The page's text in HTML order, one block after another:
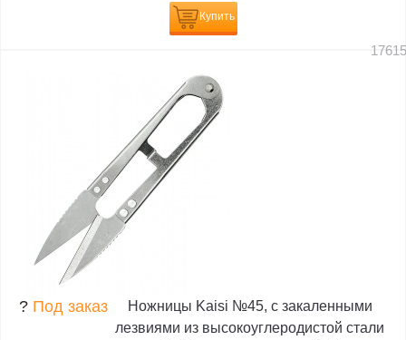
Купить
? Под заказ
Ножницы Kaisi №45, с закаленными
лезвиями из высокоуглеродистой стали